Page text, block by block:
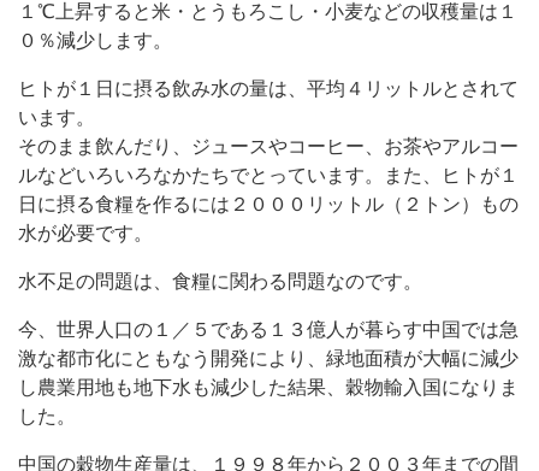
１℃上昇すると米・とうもろこし・小麦などの収穫量は１
０％減少します。
ヒトが１日に摂る飲み水の量は、平均４リットルとされて
います。
そのまま飲んだり、ジュースやコーヒー、お茶やアルコー
ルなどいろいろなかたちでとっています。また、ヒトが１
日に摂る食糧を作るには２０００リットル（２トン）もの
水が必要です。
水不足の問題は、食糧に関わる問題なのです。
今、世界人口の１／５である１３億人が暮らす中国では急
激な都市化にともなう開発により、緑地面積が大幅に減少
し農業用地も地下水も減少した結果、穀物輸入国になりま
した。
中国の穀物生産量は、１９９８年から２００３年までの間